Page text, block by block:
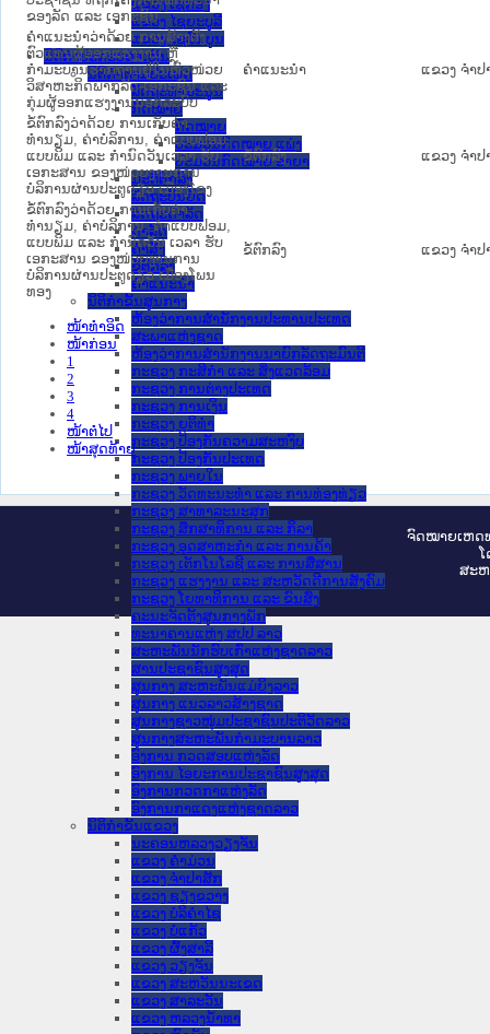
ແຂວງ ເຊກອງ
ແຂວງ ໄຊຍະບູລີ
ແຂວງ ໄຊສົມບູນ
ນິຕິກໍາປະກອບຄໍາເຫັນ
ນິຕິກໍາຕາມປະເພດ
ລັດຖະທໍາມະນູນ
ກົດໝາຍ
ກົດໝາຍ
ປະມວນກົດໝາຍ ແພ່ງ
ປະມວນກົດໝາຍ ອາຍາ
ມະຕິຕົກລົງ
ລັດຖະບັນຍັດ
ລັດຖະດໍາລັດ
ດໍາລັດ
ຄໍາສັ່ງ
ຂໍ້ຕົກລົງ
ຄໍາແນະນໍາ
ນິຕິກຳຂັ້ນສູນກາງ
ຫ້ອງວ່າການສໍານັກງານປະທານປະເທດ
ສະພາແຫ່ງຊາດ
ຫ້ອງວ່າການສຳນັກງານນາຍົກລັດຖະມົນຕີ
ກະຊວງ ກະສິກຳ ແລະ ສິ່ງແວດລ້ອມ
ກະຊວງ ການຕ່າງປະເທດ
ກະຊວງ ການເງິນ
ກະຊວງ ຍຸຕິທໍາ
ກະຊວງ ປ້ອງກັນຄວາມສະຫງົບ
ກະຊວງ ປ້ອງກັນປະເທດ
ກະຊວງ ພາຍໃນ
ກະຊວງ ວັດທະນະທຳ ແລະ ການທ່ອງທ່ຽວ
ກະຊວງ ສາທາລະນະສຸກ
ກະຊວງ ສຶກສາທິການ ແລະ ກິລາ
ກະຊວງ ອຸດສາຫະກຳ ແລະ ການຄ້າ
ກະຊວງ ເຕັກໂນໂລຊີ ແລະ ການສື່ສານ
ກະຊວງ ແຮງງານ ແລະ ສະຫວັດດີການສັງຄົມ
ກະຊວງ ໂຍທາທິການ ແລະ ຂົນສົ່ງ
ຄະນະຈັດຕັ້ງສູນກາງພັກ
ທະນາຄານແຫ່ງ ສປປ ລາວ
ສະຫະພັນນັກຮົບເກົ່າແຫ່ງຊາດລາວ
ສານປະຊາຊົນສູງສຸດ
ສູນກາງ ສະຫະພັນແມ່ຍິງລາວ
ສູນກາງ ແນວລາວສ້າງຊາດ
ສູນກາງຊາວໜຸ່ມປະຊາຊົນປະຕິວັດລາວ
ສູນກາງສະຫະພັນກຳມະບານລາວ
ອົງການ ກວດສອບແຫ່ງລັດ
ອົງການ ໄອຍະການປະຊາຊົນສູງສຸດ
ອົງການກວດກາແຫ່ງລັດ
ອົງການກາແດງແຫ່ງຊາດລາວ
ນິຕິກໍາຂັ້ນແຂວງ
ນະ​ຄອນ​ຫລວງວຽງຈັນ
ແຂວງ ຄໍາມ່ວນ
ແຂວງ ຈໍາປາສັກ
ແຂວງ ຊຽງຂວາງ
ແຂວງ ບໍລິຄໍາໄຊ
ແຂວງ ບໍ່ແກ້ວ
ແຂວງ ຜົ້ງສາລີ
ແຂວງ ວຽງຈັນ
ແຂວງ ສະຫວັນນະເຂດ
ແຂວງ ສາລະວັນ
ແຂວງ ຫລວງນໍ້າທາ
ຂອງລັດ ແລະ ເອກະຊົນ
ຄຳແນະນຳວ່າດ້ວຍ ການສ້າງຕັ້ງ
ຕົວແທນຜູ້ອອກແຮງງານ ຫຼື
ກຳມະບານຮາກຖານຢູ່ໃນຫົວໜ່ວຍ
ວິສາຫະກິດພາກລັດ-ເອກະຊົນ ແລະ
ກຸ່ມຜູ້ອອກແຮງງານນອກລະບົບ
ຄໍາແນະນໍາ ແຂວງ ຈໍາປ
ຂໍ້ຕົກລົງວ່າດ້ວຍ ການເກັບຄ່າ
ທຳນຽມ, ຄ່າບໍລິການ, ຄ່າແບບຟອມ,
ແບບພິມ ແລະ ກຳນົດວັນເວລາ ຮັບ
ເອກະສານ ຂອງໜ່ວຍງານການ
ບໍລິການຜ່ານປະຕູດຽວ ເມືອງໂຂງ
ຂໍ້ຕົກລົງ ແຂວງ ຈໍາປ
ຂໍ້ຕົກລົງວ່າດ້ວຍ ການເກັບຄ່າ
ທຳນຽມ, ຄ່າບໍລິການ, ຄ່າແບບຟອມ,​
ແບບພິມ ແລະ ກຳນົດວັນ ເວລາ ຮັບ
ເອກະສານ ຂອງໜ່ວຍງານການ
ບໍລິການຜ່ານປະຕູດຽວ ເມືອງໂພນ
ທອງ
ຂໍ້ຕົກລົງ ແຂວງ ຈໍາປ
ໜ້າທໍາອິດ
ໜ້າກ່ອນ
1
2
3
4
ໜ້າຕໍ່ໄປ
ໜ້າສຸດທ້າຍ
ຈົດ​ໝາຍ​ເຫດ​
ສະ​ຫ